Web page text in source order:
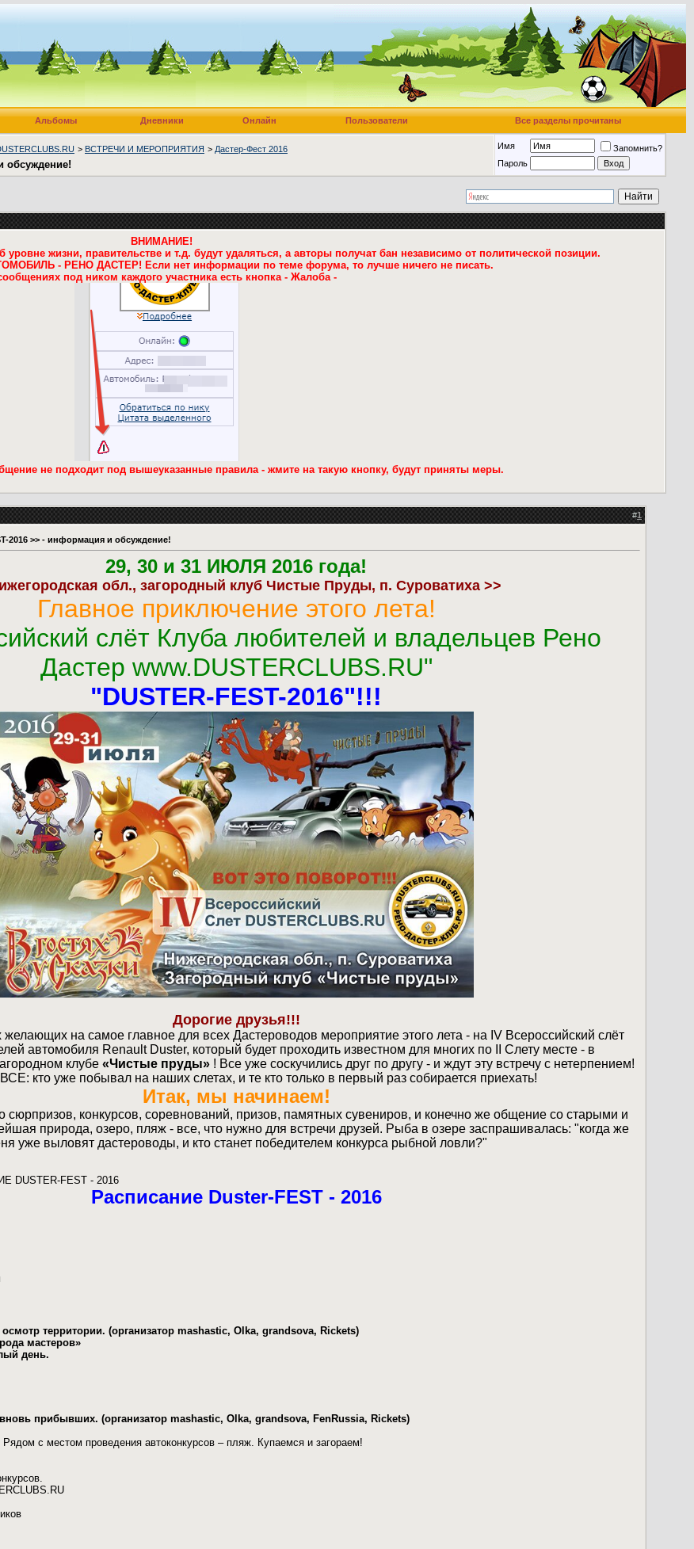
Альбомы Дневники Онлайн Пользователи Все разделы прочитаны
> ВСТРЕЧИ И МЕРОПРИЯТИЯ > Дастер-Фест 2016
обсуждение!
Имя
Запомнить?
Пароль
ВНИМАНИЕ!
жизни, правительстве и т.д. будут удаляться, а авторы получат бан независимо от политической позиции.
- РЕНО ДАСТЕР! Если нет информации по теме форума, то лучше ничего не писать.
под ником каждого участника есть кнопка - Жалоба -
не подходит под вышеуказанные правила - жмите на такую кнопку, будут приняты меры.
#1
2016 >> - информация и обсуждение!
29, 30 и 31 ИЮЛЯ 2016 года!
обл., загородный клуб Чистые Пруды, п. Суроватиха >>
Главное приключение этого лета!
слёт Клуба любителей и владельцев Рено
Дастер www.DUSTERCLUBS.RU"
"DUSTER-FEST-2016"!!!
Дорогие друзья!!!
на самое главное для всех Дастероводов мероприятие этого лета - на IV Всероссийский слёт
автомобиля Renault Duster, который будет проходить известном для многих по II Слету месте - в
клубе «Чистые пруды»! Все уже соскучились друг по другу - и ждут эту встречу с нетерпением!
кто уже побывал на наших слетах, и те кто только в первый раз собирается приехать!
Итак, мы начинаем!
сюрпризов, конкурсов, соревнований, призов, памятных сувениров, и конечно же общение со старыми и
природа, озеро, пляж - все, что нужно для встречи друзей. Рыба в озере заспрашивалась: "когда же
уже выловят дастероводы, и кто станет победителем конкурса рыбной ловли?"
FEST - 2016
Расписание Duster-FEST - 2016
осмотр территории. (организатор mashastic, Olka, grandsova, Rickets)
мастеров»
день.
прибывших. (организатор mashastic, Olka, grandsova, FenRussia, Rickets)
с местом проведения автоконкурсов – пляж. Купаемся и загораем!